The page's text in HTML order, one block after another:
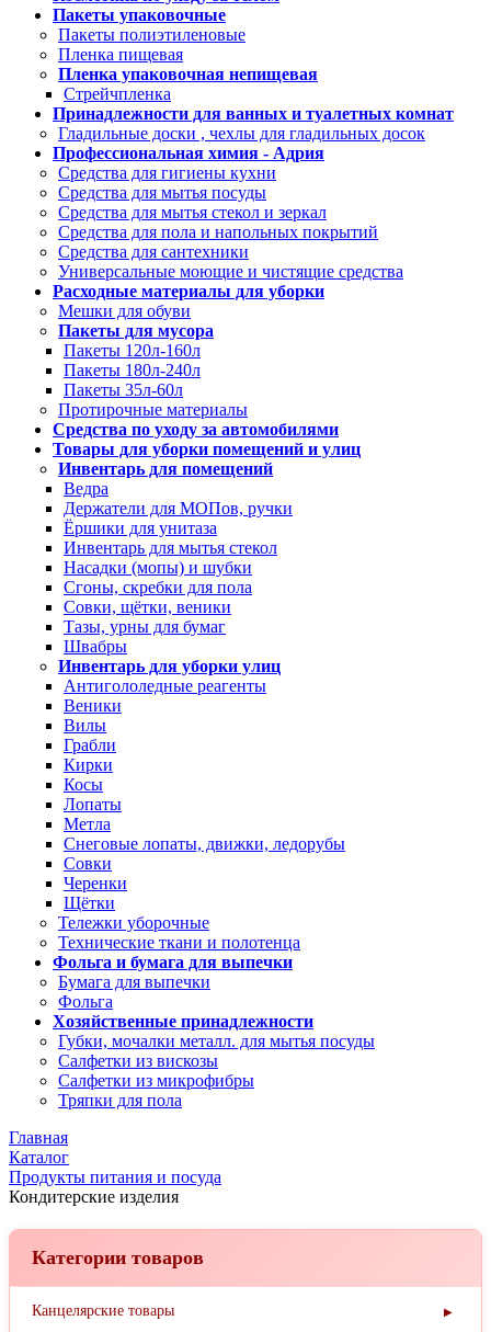
Пакеты упаковочные
Пакеты полиэтиленовые
Пленка пищевая
Пленка упаковочная непищевая
Стрейчпленка
Принадлежности для ванных и туалетных комнат
Гладильные доски , чехлы для гладильных досок
Профессиональная химия - Адрия
Средства для гигиены кухни
Средства для мытья посуды
Средства для мытья стекол и зеркал
Средства для пола и напольных покрытий
Средства для сантехники
Универсальные моющие и чистящие средства
Расходные материалы для уборки
Мешки для обуви
Пакеты для мусора
Пакеты 120л-160л
Пакеты 180л-240л
Пакеты 35л-60л
Протирочные материалы
Средства по уходу за автомобилями
Товары для уборки помещений и улиц
Инвентарь для помещений
Ведра
Держатели для МОПов, ручки
Ёршики для унитаза
Инвентарь для мытья стекол
Насадки (мопы) и шубки
Сгоны, скребки для пола
Совки, щётки, веники
Тазы, урны для бумаг
Швабры
Инвентарь для уборки улиц
Антигололедные реагенты
Веники
Вилы
Грабли
Кирки
Косы
Лопаты
Метла
Снеговые лопаты, движки, ледорубы
Совки
Черенки
Щётки
Тележки уборочные
Технические ткани и полотенца
Фольга и бумага для выпечки
Бумага для выпечки
Фольга
Хозяйственные принадлежности
Губки, мочалки металл. для мытья посуды
Салфетки из вискозы
Салфетки из микрофибры
Тряпки для пола
Главная
Каталог
Продукты питания и посуда
Кондитерские изделия
Категории товаров
Канцелярские товары ▶